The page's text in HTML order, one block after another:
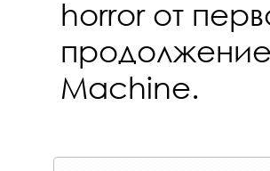
horror от
Machine.